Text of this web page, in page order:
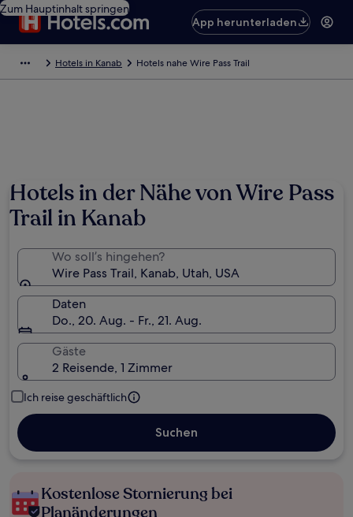
Zum Hauptinhalt springen
App herunterladen
Hotels in Kanab Hotels nahe Wire Pass Trail
Hotels in der Nähe von Wire Pass
Trail in Kanab
Wo soll’s hingehen?
Wire Pass Trail, Kanab, Utah, USA
Daten
Do., 20. Aug. - Fr., 21. Aug.
Gäste
2 Reisende, 1 Zimmer
Ich reise geschäftlich
Suchen
Kostenlose Stornierung bei
Planänderungen